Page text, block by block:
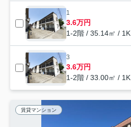
1
3.6万円
1-2階 / 35.14㎡ / 1K
3
3.6万円
1-2階 / 33.00㎡ / 1K
賃貸マンション